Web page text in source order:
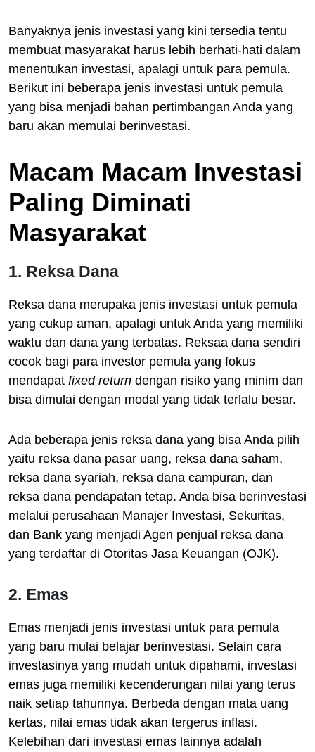
Banyaknya jenis investasi yang kini tersedia tentu
membuat masyarakat harus lebih berhati-hati dalam
menentukan investasi, apalagi untuk para pemula.
Berikut ini beberapa jenis investasi untuk pemula
yang bisa menjadi bahan pertimbangan Anda yang
baru akan memulai berinvestasi.
Macam Macam Investasi
Paling Diminati
Masyarakat
1. Reksa Dana
Reksa dana merupaka jenis investasi untuk pemula
yang cukup aman, apalagi untuk Anda yang memiliki
waktu dan dana yang terbatas. Reksaa dana sendiri
cocok bagi para investor pemula yang fokus
mendapat fixed return dengan risiko yang minim dan
bisa dimulai dengan modal yang tidak terlalu besar.
Ada beberapa jenis reksa dana yang bisa Anda pilih
yaitu reksa dana pasar uang, reksa dana saham,
reksa dana syariah, reksa dana campuran, dan
reksa dana pendapatan tetap. Anda bisa berinvestasi
melalui perusahaan Manajer Investasi, Sekuritas,
dan Bank yang menjadi Agen penjual reksa dana
yang terdaftar di Otoritas Jasa Keuangan (OJK).
2. Emas
Emas menjadi jenis investasi untuk para pemula
yang baru mulai belajar berinvestasi. Selain cara
investasinya yang mudah untuk dipahami, investasi
emas juga memiliki kecenderungan nilai yang terus
naik setiap tahunnya. Berbeda dengan mata uang
kertas, nilai emas tidak akan tergerus inflasi.
Kelebihan dari investasi emas lainnya adalah